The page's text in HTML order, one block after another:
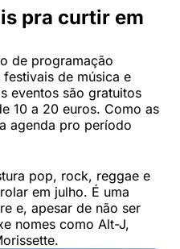
pra curtir em
de programação
de música e
eventos são gratuitos
10 a 20 euros. Como as
agenda pro período
pop, rock, reggae e
em julho. É uma
e, apesar de não ser
nomes como Alt-J,